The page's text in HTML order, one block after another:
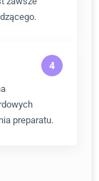
preparatu.